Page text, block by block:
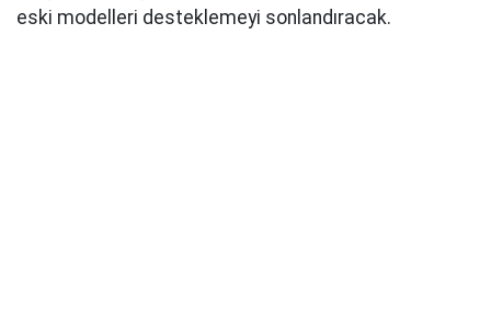
eski modelleri desteklemeyi sonlandıracak.